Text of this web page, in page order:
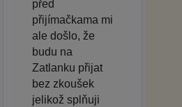
před
přijímačkama mi
ale došlo, že
budu na
Zatlanku přijat
bez zkoušek
jelikož splňuji